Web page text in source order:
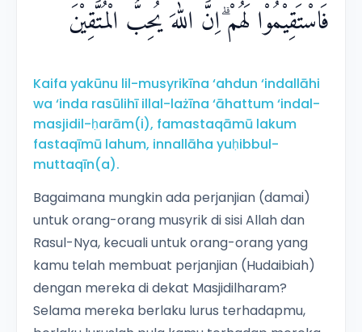
فَاسْتَقِيْمُوْا لَهُمْ ۗاِنَّ اللّٰهَ يُحِبُّ الْمُتَّقِيْنَ
Kaifa yakūnu lil-musyrikīna ‘ahdun ‘indallāhi
wa ‘inda rasūlihī illal-lażīna ‘āhattum ‘indal-
masjidil-ḥarām(i), famastaqāmū lakum
fastaqīmū lahum, innallāha yuḥibbul-
muttaqīn(a).
Bagaimana mungkin ada perjanjian (damai)
untuk orang-orang musyrik di sisi Allah dan
Rasul-Nya, kecuali untuk orang-orang yang
kamu telah membuat perjanjian (Hudaibiah)
dengan mereka di dekat Masjidilharam?
Selama mereka berlaku lurus terhadapmu,